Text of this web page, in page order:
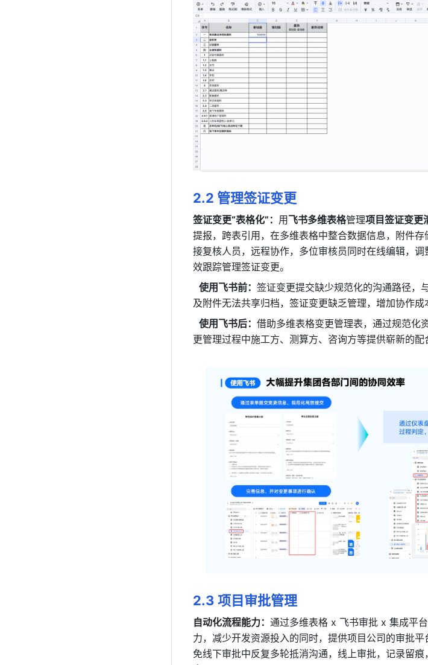
2.2 管理签证变更
签证变更“表格化”： 用飞书多维表格管理项目签证变更
提报，跨表引用，在多维表格中整合数据信息，附件
接复核人员，远程协作，多位审核员同时在线编辑，
效跟踪管理签证变更。
使用飞书前： 签证变更提交缺少规范化的沟通路径，
及附件无法共享归档，签证变更缺乏管理，增加协作成
使用飞书后： 借助多维表格变更管理表，通过规范化
更管理过程中施工方、测算方、咨询方等提供崭新的配
2.3 项目审批管理
自动化流程能力： 通过多维表格 x 飞书审批 x 集成平
力，减少开发资源投入的同时，提供项目公司的审批
免线下审批中反复多轮抵消沟通，线上审批，记录留